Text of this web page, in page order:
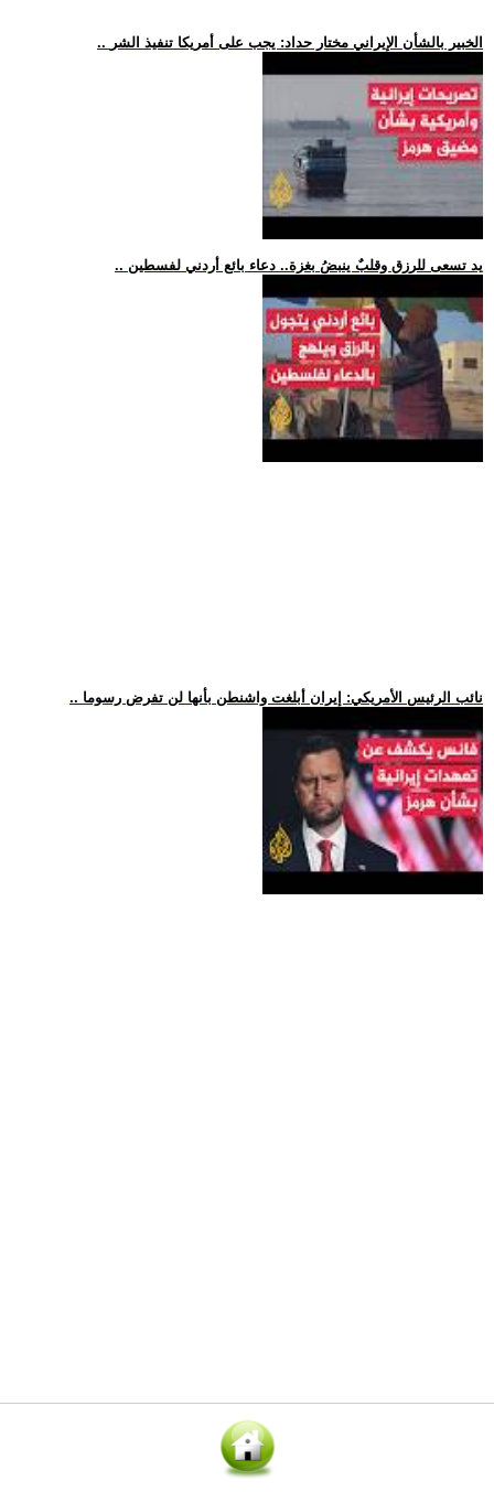
.. الخبير بالشأن الإيراني مختار حداد: يجب على أمريكا تنفيذ الشر
.. يد تسعى للرزق وقلبٌ ينبضُ بغزة.. دعاء بائع أردني لفسطين
.. نائب الرئيس الأمريكي: إيران أبلغت واشنطن بأنها لن تفرض رسوما